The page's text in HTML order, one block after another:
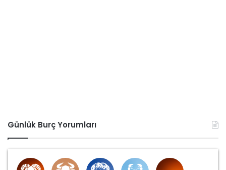
Günlük Burç Yorumları